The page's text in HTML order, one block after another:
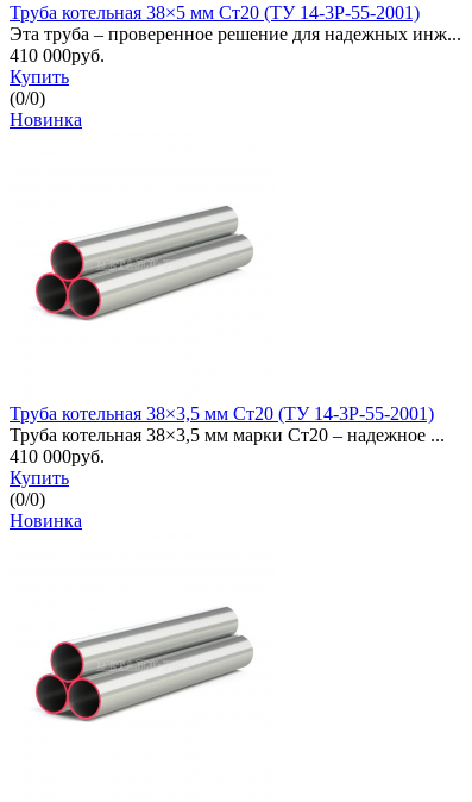
Труба котельная 38×5 мм Ст20 (ТУ 14-3Р-55-2001)
Эта труба – проверенное решение для надежных инж...
410 000руб.
Купить
(0/0)
Новинка
Труба котельная 38×3,5 мм Ст20 (ТУ 14-3Р-55-2001)
Труба котельная 38×3,5 мм марки Ст20 – надежное ...
410 000руб.
Купить
(0/0)
Новинка